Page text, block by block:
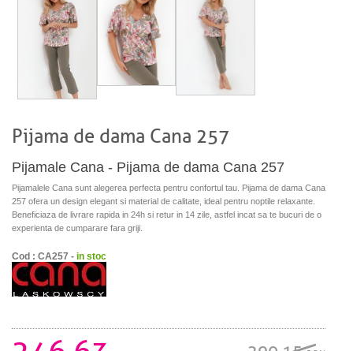
Pijama de dama Cana 257
Pijamale Cana - Pijama de dama Cana 257
Pijamalele Cana sunt alegerea perfecta pentru confortul tau. Pijama de dama Cana
257 ofera un design elegant si material de calitate, ideal pentru noptile relaxante.
Beneficiaza de livrare rapida in 24h si retur in 14 zile, astfel incat sa te bucuri de o
experienta de cumparare fara griji.
Cod : CA257 - in stoc